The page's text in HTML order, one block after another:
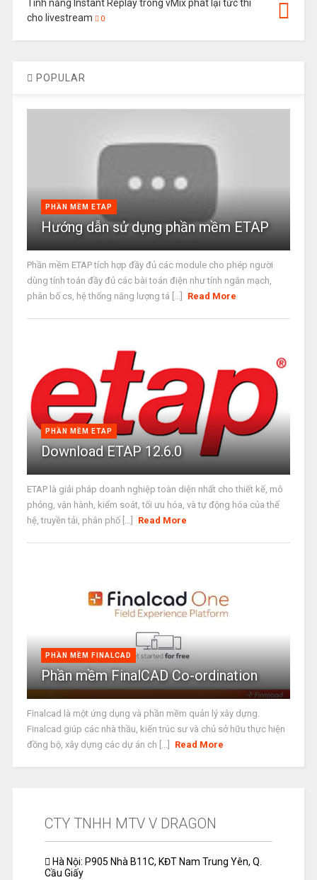
Tính năng Instant Replay trong vMix phát lại tức thì
cho livestream
0
POPULAR
PHẦN MỀM ETAP
Hướng dẫn sử dụng phần mềm ETAP
Phần mềm ETAP tích hợp đầy đủ các module cho phép người
dùng tính toán đầy đủ các bài toán điện như tính ngắn mạch,
phân bố cs, hệ thống năng lượng tá [...]
Read More
PHẦN MỀM ETAP
Download ETAP 12.6.0
ETAP là giải pháp doanh nghiệp toàn diện nhất cho thiết kế, mô
phỏng, vận hành, kiểm soát, tối ưu hóa, và tự động hóa của thế
hệ, truyền tải, phân phố [...]
Read More
PHẦN MỀM FINALCAD
Phần mềm FinalCAD Co-ordination
Finalcad là một ứng dụng và phần mềm quản lý xây dựng.
Finalcad giúp các nhà thầu, kiến trúc sư và chủ sở hữu thực hiện
đồng bộ, xây dựng các dự án ch [...]
Read More
CTY TNHH MTV V DRAGON
Hà Nội: P905 Nhà B11C, KĐT Nam Trung Yên, Q.
Cầu Giấy